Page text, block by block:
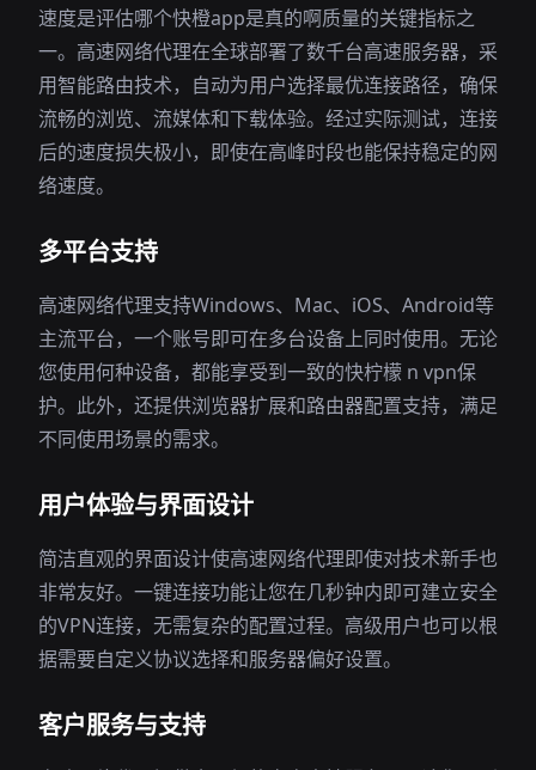
速度是评估哪个快橙app是真的啊质量的关键指标之
一。高速网络代理在全球部署了数千台高速服务器，采
用智能路由技术，自动为用户选择最优连接路径，确保
流畅的浏览、流媒体和下载体验。经过实际测试，连接
后的速度损失极小，即使在高峰时段也能保持稳定的网
络速度。
多平台支持
高速网络代理支持Windows、Mac、iOS、Android等
主流平台，一个账号即可在多台设备上同时使用。无论
您使用何种设备，都能享受到一致的快柠檬 n vpn保
护。此外，还提供浏览器扩展和路由器配置支持，满足
不同使用场景的需求。
用户体验与界面设计
简洁直观的界面设计使高速网络代理即使对技术新手也
非常友好。一键连接功能让您在几秒钟内即可建立安全
的VPN连接，无需复杂的配置过程。高级用户也可以根
据需要自定义协议选择和服务器偏好设置。
客户服务与支持